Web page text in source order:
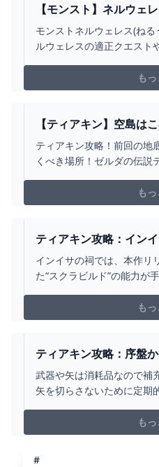
【モンスト】ネルウェ
スト - ゲームウィズ
モンストネルウェレス(ね
ルウェレスの適正クエスト
も
【ティアキン】空島は
空島で行くべき場所ま
キングダム】 -
ティアキン攻略！前回の地
くべき場所！ゼルダの伝説
◆0:00 オープニング0:10
の島3:52 採石の島6:20 ゾ
も
ティアキン攻略：イン
子とちょびっとヒント
オブ ザ キングダム日記
インイサの祠では、本作リ
た“スクラビルド”の能力が
も
ティアキン攻略：序盤
ー・斧・矢の便利な補
オブ ザ キングダム日記
武器や矢は消耗品なので補
矢を切らさないために定期
も
#